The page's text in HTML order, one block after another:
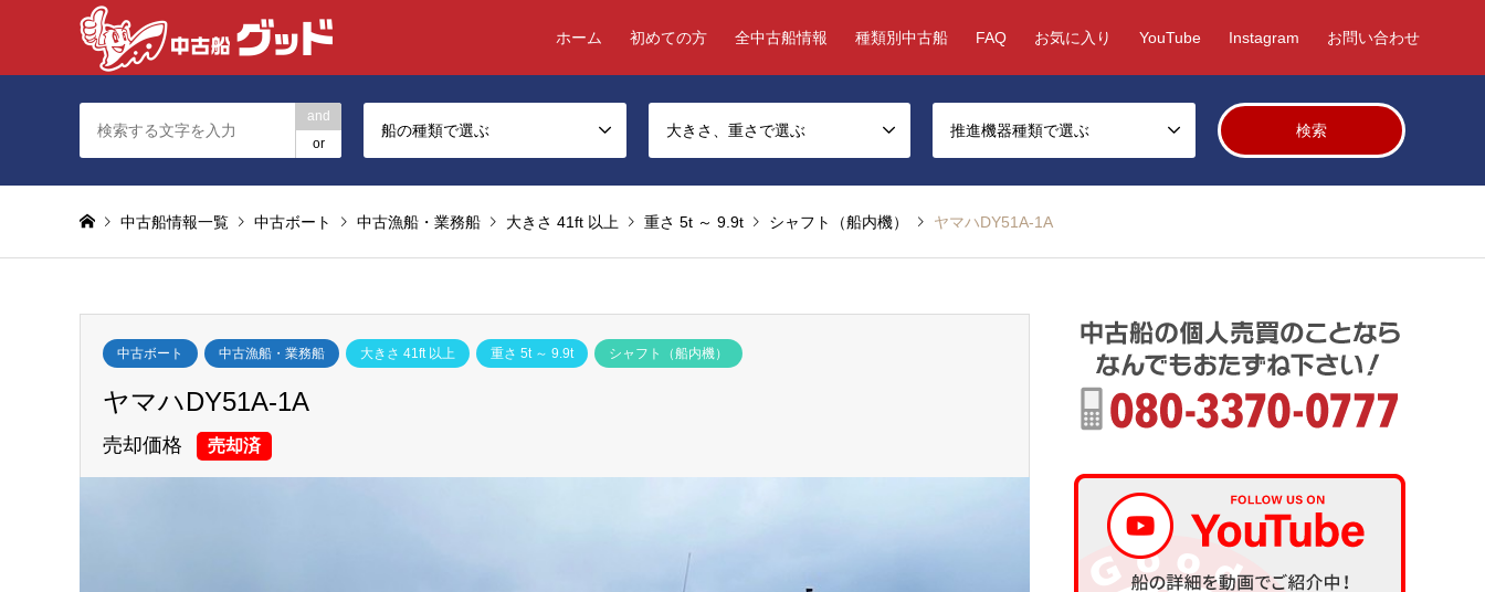
ホーム 初めての方 全中古船情報 種類別中古船 FAQ お気に入り YouTube Instagram お問い合わせ
and
or
船の種類で選ぶ 大きさ、重さで選ぶ 推進機器種類で選ぶ
中古船情報一覧 中古ボート 中古漁船・業務船 大きさ 41ft 以上 重さ 5t ～ 9.9t シャフト（船内機） ヤマハDY51A-1A
中古ボート 中古漁船・業務船 大きさ 41ft 以上 重さ 5t ～ 9.9t シャフト（船内機）
ヤマハDY51A-1A
売却価格 売却済